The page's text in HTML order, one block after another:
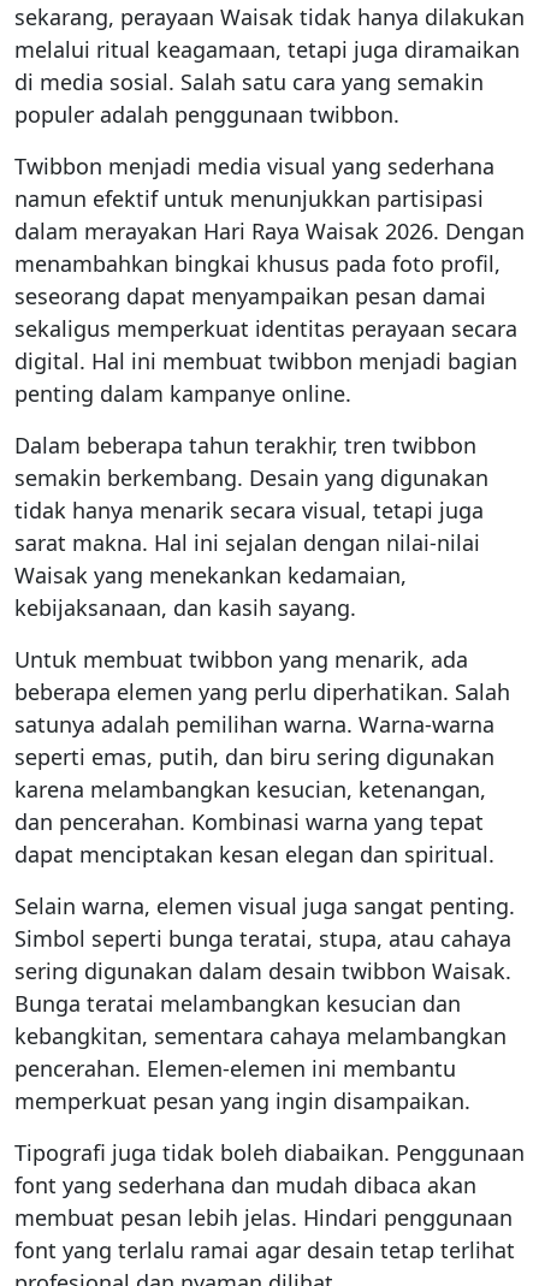
sekarang, perayaan Waisak tidak hanya dilakukan
melalui ritual keagamaan, tetapi juga diramaikan
di media sosial. Salah satu cara yang semakin
populer adalah penggunaan twibbon.
Twibbon menjadi media visual yang sederhana
namun efektif untuk menunjukkan partisipasi
dalam merayakan Hari Raya Waisak 2026. Dengan
menambahkan bingkai khusus pada foto profil,
seseorang dapat menyampaikan pesan damai
sekaligus memperkuat identitas perayaan secara
digital. Hal ini membuat twibbon menjadi bagian
penting dalam kampanye online.
Dalam beberapa tahun terakhir, tren twibbon
semakin berkembang. Desain yang digunakan
tidak hanya menarik secara visual, tetapi juga
sarat makna. Hal ini sejalan dengan nilai-nilai
Waisak yang menekankan kedamaian,
kebijaksanaan, dan kasih sayang.
Untuk membuat twibbon yang menarik, ada
beberapa elemen yang perlu diperhatikan. Salah
satunya adalah pemilihan warna. Warna-warna
seperti emas, putih, dan biru sering digunakan
karena melambangkan kesucian, ketenangan,
dan pencerahan. Kombinasi warna yang tepat
dapat menciptakan kesan elegan dan spiritual.
Selain warna, elemen visual juga sangat penting.
Simbol seperti bunga teratai, stupa, atau cahaya
sering digunakan dalam desain twibbon Waisak.
Bunga teratai melambangkan kesucian dan
kebangkitan, sementara cahaya melambangkan
pencerahan. Elemen-elemen ini membantu
memperkuat pesan yang ingin disampaikan.
Tipografi juga tidak boleh diabaikan. Penggunaan
font yang sederhana dan mudah dibaca akan
membuat pesan lebih jelas. Hindari penggunaan
font yang terlalu ramai agar desain tetap terlihat